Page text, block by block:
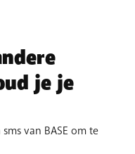
je je
van BASE om te